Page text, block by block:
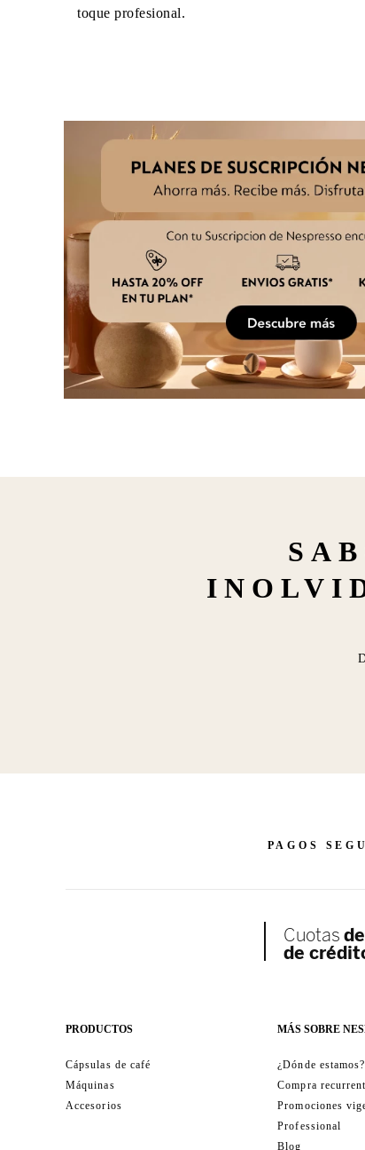
toque profesional.
PAGOS
PRODUCTOS
Cápsulas de café
Máquinas
Accesorios
MÁS SOBRE
¿Dónde estamos?
Compra
Promociones
Professional
Blog